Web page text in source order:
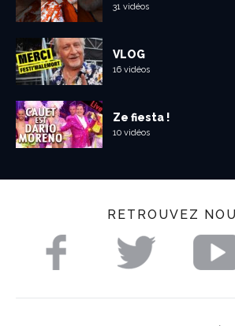
31 vidéos
VLOG
16 vidéos
Ze fiesta !
10 vidéos
RETROUVEZ